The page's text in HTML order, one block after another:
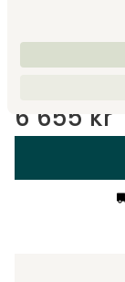
6 655 kr